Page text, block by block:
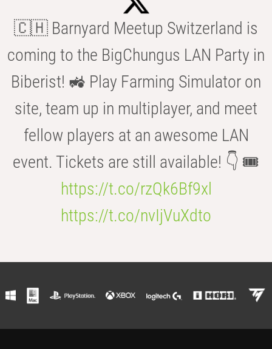
🇨🇭 Barnyard Meetup Switzerland is
coming to the BigChungus LAN Party in
Biberist! 🚜 Play Farming Simulator on
site, team up in multiplayer, and meet
fellow players at an awesome LAN
event. Tickets are still available! 👇 🎟️
https://t.co/rzQk6Bf9xl
https://t.co/nvIjVuXdto